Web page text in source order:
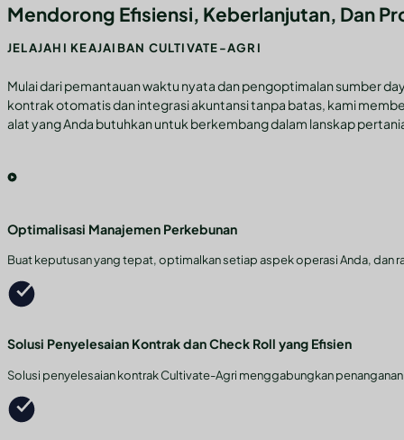
Mendorong Efisiensi, Keberlanjutan, Dan
JELAJAHI KEAJAIBAN CULTIVATE-AGRI
Mulai dari pemantauan waktu nyata dan pengoptimalan sumber
kontrak otomatis dan integrasi akuntansi tanpa batas, kami
alat yang Anda butuhkan untuk berkembang dalam lanskap
Optimalisasi Manajemen Perkebunan
Buat keputusan yang tepat, optimalkan setiap aspek operasi Anda,
Solusi Penyelesaian Kontrak dan Check Roll yang Efisien
Solusi penyelesaian kontrak Cultivate-Agri menggabungkan